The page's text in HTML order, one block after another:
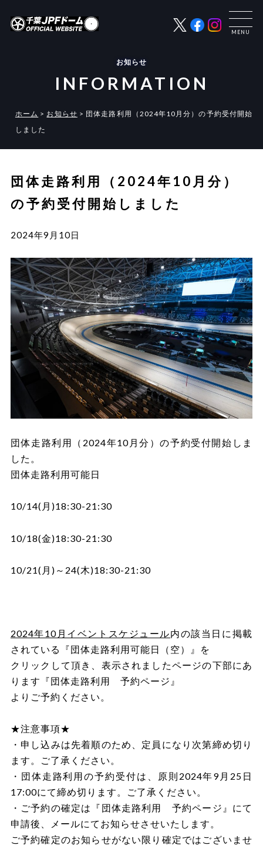
お知らせ
INFORMATION
ホーム > お知らせ > 団体走路利用（2024年10月分）の予約受付開始
しました
団体走路利用（2024年10月分）
の予約受付開始しました
2024年9月10日
団体走路利用（2024年10月分）の予約受付開始しま
した。
団体走路利用可能日
10/14(月)18:30-21:30
10/18(金)18:30-21:30
10/21(月)～24(木)18:30-21:30
2024年10月イベントスケジュール内の該当日に掲載
されている『団体走路利用可能日（空）』を
クリックして頂き、表示されましたページの下部にあ
ります『団体走路利用 予約ページ』
よりご予約ください。
★注意事項★
・申し込みは先着順のため、定員になり次第締め切り
ます。ご了承ください。
・団体走路利用の予約受付は、原則2024年9月25日
17:00にて締め切ります。ご了承ください。
・ご予約の確定は『団体走路利用 予約ページ』にて
申請後、メールにてお知らせさせいたします。
ご予約確定のお知らせがない限り確定ではございませ